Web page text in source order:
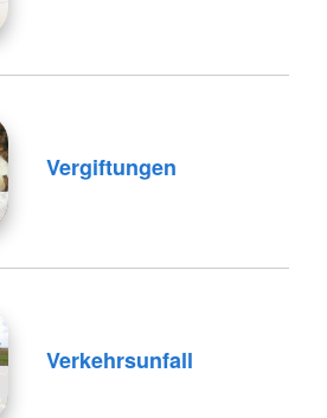
Vergiftungen
Verkehrsunfall